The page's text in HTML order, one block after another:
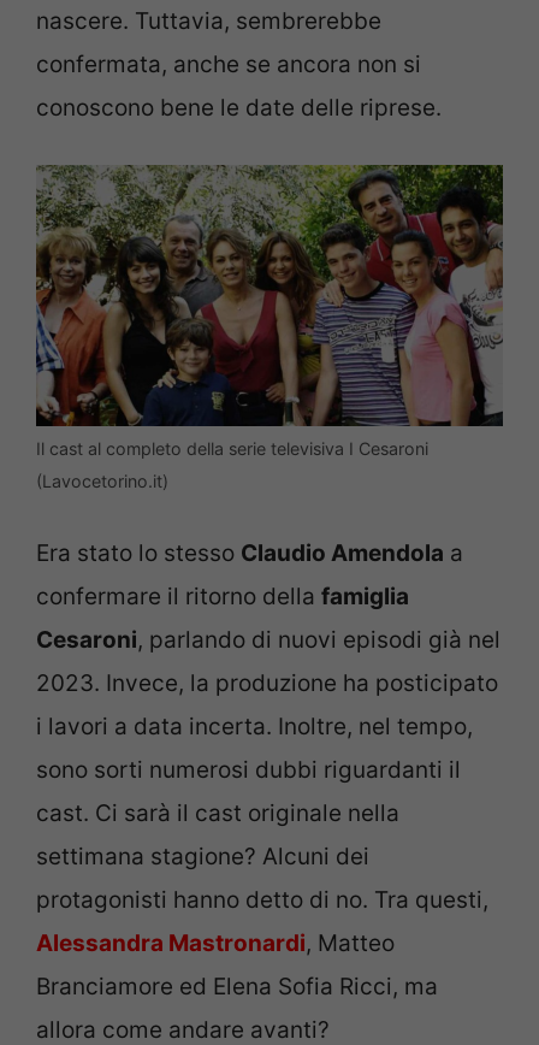
nascere. Tuttavia, sembrerebbe
confermata, anche se ancora non si
conoscono bene le date delle riprese.
Il cast al completo della serie televisiva I Cesaroni
(Lavocetorino.it)
Era stato lo stesso Claudio Amendola a
confermare il ritorno della famiglia
Cesaroni, parlando di nuovi episodi già nel
2023. Invece, la produzione ha posticipato
i lavori a data incerta. Inoltre, nel tempo,
sono sorti numerosi dubbi riguardanti il
cast. Ci sarà il cast originale nella
settimana stagione? Alcuni dei
protagonisti hanno detto di no. Tra questi,
Alessandra Mastronardi, Matteo
Branciamore ed Elena Sofia Ricci, ma
allora come andare avanti?